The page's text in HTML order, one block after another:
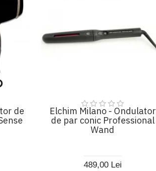
de
Elchim Milano - Ondulator
de par conic Professional
Wand
489,00 Lei